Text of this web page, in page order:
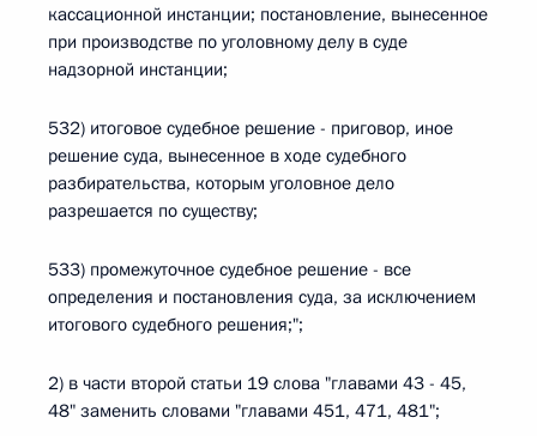
кассационной инстанции; постановление, вынесенное
при производстве по уголовному делу в суде
надзорной инстанции;
532) итоговое судебное решение - приговор, иное
решение суда, вынесенное в ходе судебного
разбирательства, которым уголовное дело
разрешается по существу;
533) промежуточное судебное решение - все
определения и постановления суда, за исключением
итогового судебного решения;";
2) в части второй статьи 19 слова "главами 43 - 45,
48" заменить словами "главами 451, 471, 481";